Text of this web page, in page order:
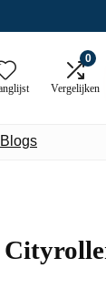
0
Vergelijken
Blogs